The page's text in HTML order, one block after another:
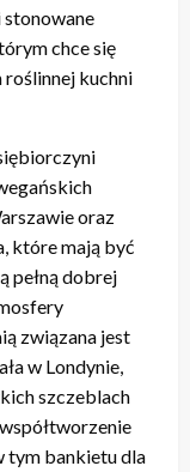
stonowane
chce się
roślinnej kuchni
oraz
które mają być
pełną dobrej
związana jest
w Londynie,
szczeblach
tym bankietu dla